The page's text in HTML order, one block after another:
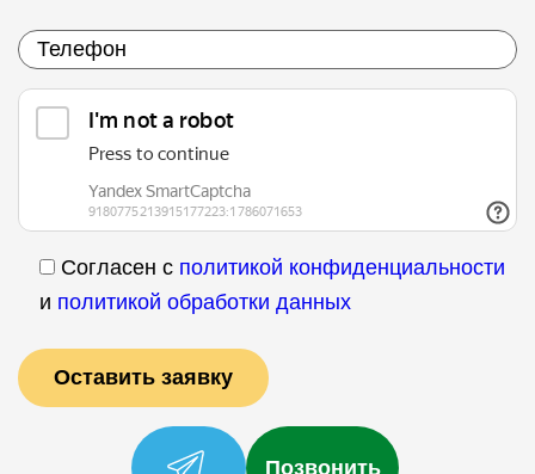
Согласен с политикой конфиденциальности
и политикой обработки данных
Позвонить